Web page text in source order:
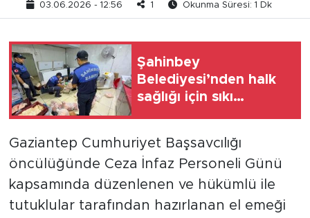
03.06.2026 - 12:56 1 Okunma Süresi: 1 Dk
Şahinbey
Belediyesi’nden halk
sağlığı için sıkı
Gaziantep Cumhuriyet Başsavcılığı
öncülüğünde Ceza İnfaz Personeli Günü
kapsamında düzenlenen ve hükümlü ile
tutuklular tarafından hazırlanan el emeği